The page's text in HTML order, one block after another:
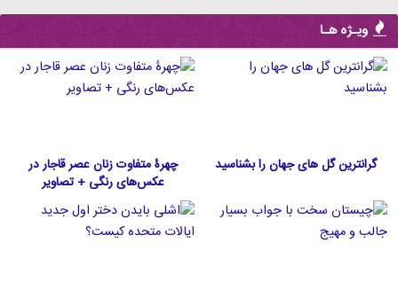
ویـژه هـا
گرانترین گل های جهان را بشناسید
چهرۀ متفاوت زنان عصر قاجار در
عکس‌های رنگی + تصاویر